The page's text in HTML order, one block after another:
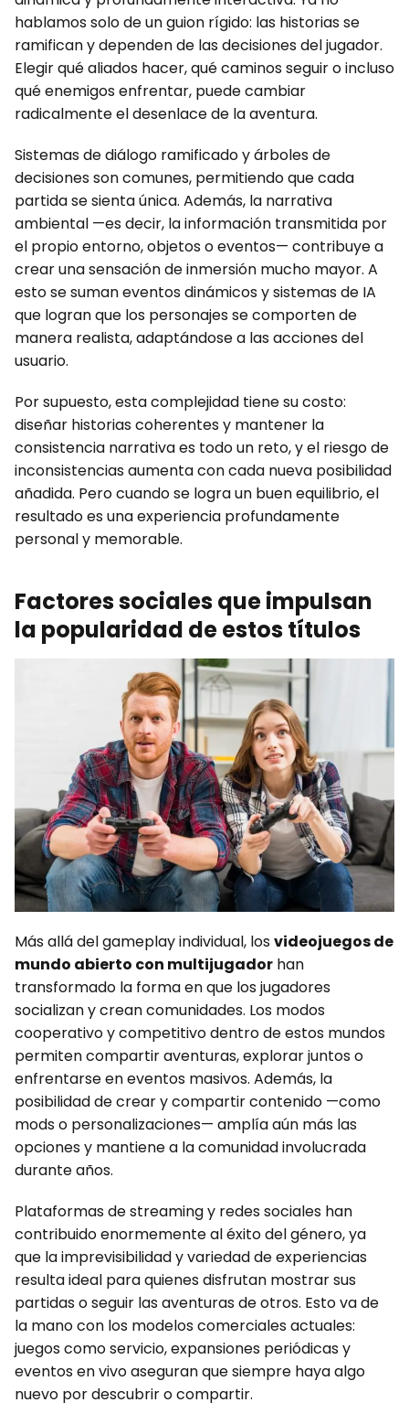
hablamos solo de un guion rígido: las historias se
ramifican y dependen de las decisiones del jugador.
Elegir qué aliados hacer, qué caminos seguir o incluso
qué enemigos enfrentar, puede cambiar
radicalmente el desenlace de la aventura.
Sistemas de diálogo ramificado y árboles de
decisiones son comunes, permitiendo que cada
partida se sienta única. Además, la narrativa
ambiental —es decir, la información transmitida por
el propio entorno, objetos o eventos— contribuye a
crear una sensación de inmersión mucho mayor. A
esto se suman eventos dinámicos y sistemas de IA
que logran que los personajes se comporten de
manera realista, adaptándose a las acciones del
usuario.
Por supuesto, esta complejidad tiene su costo:
diseñar historias coherentes y mantener la
consistencia narrativa es todo un reto, y el riesgo de
inconsistencias aumenta con cada nueva posibilidad
añadida. Pero cuando se logra un buen equilibrio, el
resultado es una experiencia profundamente
personal y memorable.
Factores sociales que impulsan
la popularidad de estos títulos
Más allá del gameplay individual, losvideojuegos de
mundo abierto con multijugador han
transformado la forma en que los jugadores
socializan y crean comunidades. Los modos
cooperativo y competitivo dentro de estos mundos
permiten compartir aventuras, explorar juntos o
enfrentarse en eventos masivos. Además, la
posibilidad de crear y compartir contenido —como
mods o personalizaciones— amplía aún más las
opciones y mantiene a la comunidad involucrada
durante años.
Plataformas de streaming y redes sociales han
contribuido enormemente al éxito del género, ya
que la imprevisibilidad y variedad de experiencias
resulta ideal para quienes disfrutan mostrar sus
partidas o seguir las aventuras de otros. Esto va de
la mano con los modelos comerciales actuales:
juegos como servicio, expansiones periódicas y
eventos en vivo aseguran que siempre haya algo
nuevo por descubrir o compartir.